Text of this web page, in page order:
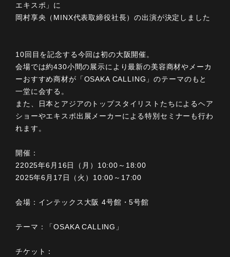
エキスポ」に
岡村享央（MINX代表取締役社長）の出演が決定しました
10回目を記念する今回は初の大阪開催。
会場では約430小間の展示により最新の美容商材やメーカ
ーおすすめ商材が「OSAKA CALLING」のテーマのもと
一堂に会する。
また、日本とアジアのトップスタイリストたちによるヘア
ショーやエキスポ出展メーカーによる特別セミナーも行わ
れます。
開催：
22025年6月16日（月）10:00～18:00
2025年6月17日（火）10:00～17:00
会場：インテックス大阪 4号館・5号館
テーマ：「OSAKA CALLING」
チケット：